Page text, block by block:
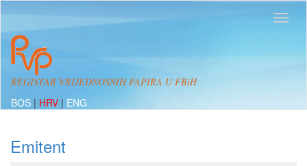
REGISTAR VRIJEDNOSNIH PAPIRA U FBiH
BOS | HRV | ENG
Emitent